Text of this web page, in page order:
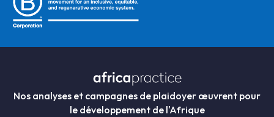
Nos analyses et campagnes de plaidoyer œuvrent pour
le développement de l'Afrique